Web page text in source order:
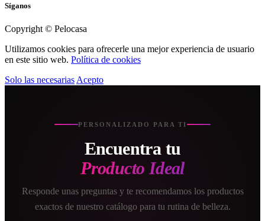
Síganos
Copyright © Pelocasa
Utilizamos cookies para ofrecerle una mejor experiencia de usuario
en este sitio web. Política de cookies
Solo las necesarias Acepto
PERSONALIZADO PARA TI
Encuentra tu
Producto Ideal
Responde unas preguntas y te recomendamos los productos
exactos de nuestro catálogo para tu rutina de belleza.